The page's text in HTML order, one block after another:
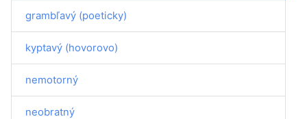
grambľavý (poeticky)
kyptavý (hovorovo)
nemotorný
neobratný